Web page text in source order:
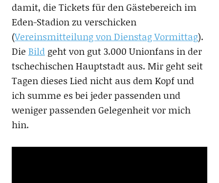
damit, die Tickets für den Gästebereich im
Eden-Stadion zu verschicken
(Vereinsmitteilung von Dienstag Vormittag).
Die Bildgeht von gut 3.000 Unionfans in der
tschechischen Hauptstadt aus. Mir geht seit
Tagen dieses Lied nicht aus dem Kopf und
ich summe es bei jeder passenden und
weniger passenden Gelegenheit vor mich
hin.